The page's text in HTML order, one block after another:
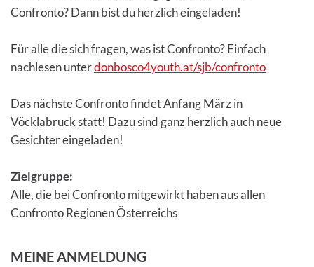
Confronto? Dann bist du herzlich eingeladen!
Für alle die sich fragen, was ist Confronto? Einfach
nachlesen unterdonbosco4youth.at/sjb/confronto
Das nächste Confronto findet Anfang März in
Vöcklabruck statt! Dazu sind ganz herzlich auch neue
Gesichter eingeladen!
Zielgruppe:
Alle, die bei Confronto mitgewirkt haben aus allen
Confronto Regionen Österreichs
MEINE ANMELDUNG